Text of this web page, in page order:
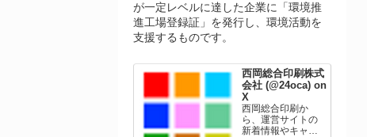
が一定レベルに達した企業に「環境推
進工場登録証」を発行し、環境活動を
支援するものです。
西岡総合印刷株式
会社 (@24oca) on
X
西岡総合印刷か
ら、運営サイトの
新着情報やキャン